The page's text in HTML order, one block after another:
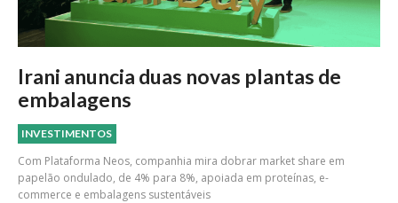
Irani anuncia duas novas plantas de
embalagens
INVESTIMENTOS
Com Plataforma Neos, companhia mira dobrar market share em
papelão ondulado, de 4% para 8%, apoiada em proteínas, e-
commerce e embalagens sustentáveis